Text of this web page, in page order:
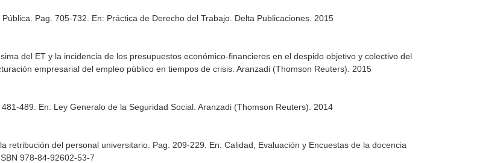
Pag. 705-732. En: Práctica de Derecho del Trabajo . Delta Publicaciones. 2015
del ET y la incidencia de los presupuestos económico-financieros en el despido objetivo y colectivo del
empresarial del empleo público en tiempos de crisis . Aranzadi (Thomson Reuters). 2015
489. En: Ley Generalo de la Seguridad Social . Aranzadi (Thomson Reuters). 2014
retribución del personal universitario. Pag. 209-229. En: Calidad, Evaluación y Encuestas de la docencia
978-84-92602-53-7